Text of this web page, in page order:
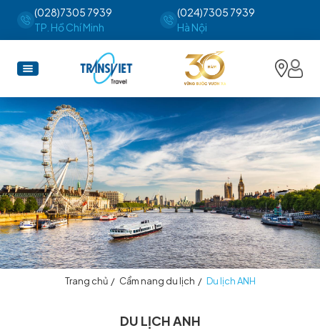
(028)7305 7939
TP. Hồ Chí Minh
(024)7305 7939
Hà Nội
Trang chủ/ Cẩm nang du lịch / Du lịch ANH
DU LỊCH ANH